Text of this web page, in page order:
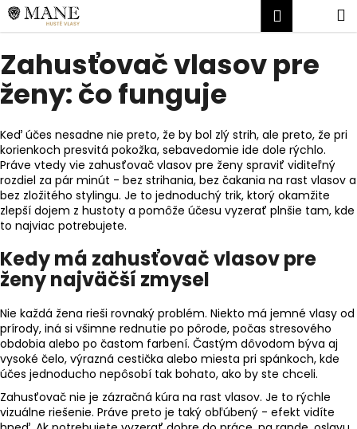
Prejsť
na
obsah
Zahusťovač vlasov pre
ženy: čo funguje
Keď účes nesadne nie preto, že by bol zlý strih, ale preto, že pri
korienkoch presvitá pokožka, sebavedomie ide dole rýchlo.
Práve vtedy vie zahusťovač vlasov pre ženy spraviť viditeľný
rozdiel za pár minút - bez strihania, bez čakania na rast vlasov a
bez zložitého stylingu. Je to jednoduchý trik, ktorý okamžite
zlepší dojem z hustoty a pomôže účesu vyzerať plnšie tam, kde
to najviac potrebujete.
Kedy má zahusťovač vlasov pre
ženy najväčší zmysel
Nie každá žena rieši rovnaký problém. Niekto má jemné vlasy od
prírody, iná si všimne rednutie po pôrode, počas stresového
obdobia alebo po častom farbení. Častým dôvodom býva aj
vysoké čelo, výrazná cestička alebo miesta pri spánkoch, kde
účes jednoducho nepôsobí tak bohato, ako by ste chceli.
Zahusťovač nie je zázračná kúra na rast vlasov. Je to rýchle
vizuálne riešenie. Práve preto je taký obľúbený - efekt vidíte
K
o
š
í
k Č
o
p
o
t
r
e
b
u
j
e
t
e
n
á
j
s